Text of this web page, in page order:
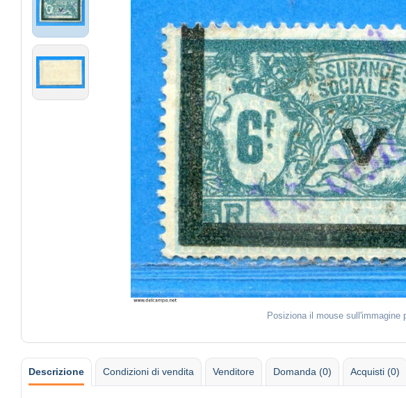
Posiziona il mouse sull'immagine
Descrizione Condizioni di vendita Venditore Domanda (0) Acquisti (0)